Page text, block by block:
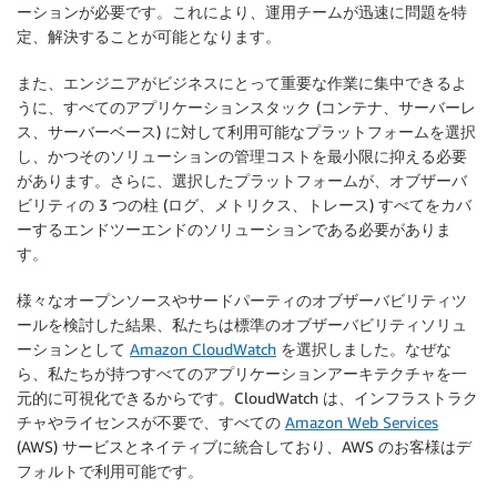
ーションが必要です。これにより、運用チームが迅速に問題を特
定、解決することが可能となります。
また、エンジニアがビジネスにとって重要な作業に集中できるよ
うに、すべてのアプリケーションスタック (コンテナ、サーバーレ
ス、サーバーベース) に対して利用可能なプラットフォームを選択
し、かつそのソリューションの管理コストを最小限に抑える必要
があります。さらに、選択したプラットフォームが、オブザーバ
ビリティの 3 つの柱 (ログ、メトリクス、トレース) すべてをカバ
ーするエンドツーエンドのソリューションである必要がありま
す。
様々なオープンソースやサードパーティのオブザーバビリティツ
ールを検討した結果、私たちは標準のオブザーバビリティソリュ
ーションとして Amazon CloudWatch を選択しました。なぜな
ら、私たちが持つすべてのアプリケーションアーキテクチャを一
元的に可視化できるからです。CloudWatch は、インフラストラク
チャやライセンスが不要で、すべての Amazon Web Services
(AWS) サービスとネイティブに統合しており、AWS のお客様はデ
フォルトで利用可能です。